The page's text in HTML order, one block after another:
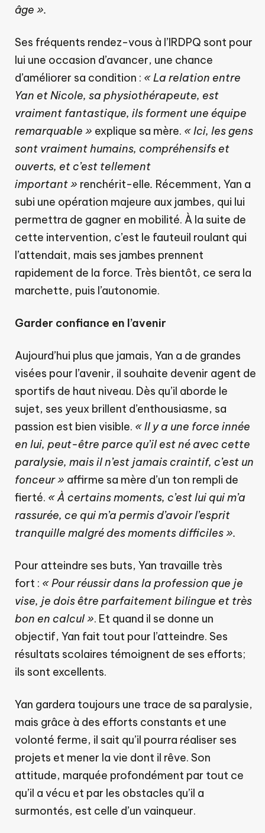
âge ».
Ses fréquents rendez-vous à l’IRDPQ sont pour
lui une occasion d’avancer, une chance
d’améliorer sa condition : « La relation entre
Yan et Nicole, sa physiothérapeute, est
vraiment fantastique, ils forment une équipe
remarquable » explique sa mère. « Ici, les gens
sont vraiment humains, compréhensifs et
ouverts, et c’est tellement
important » renchérit-elle. Récemment, Yan a
subi une opération majeure aux jambes, qui lui
permettra de gagner en mobilité. À la suite de
cette intervention, c’est le fauteuil roulant qui
l’attendait, mais ses jambes prennent
rapidement de la force. Très bientôt, ce sera la
marchette, puis l’autonomie.
Garder confiance en l’avenir
Aujourd’hui plus que jamais, Yan a de grandes
visées pour l’avenir, il souhaite devenir agent de
sportifs de haut niveau. Dès qu’il aborde le
sujet, ses yeux brillent d’enthousiasme, sa
passion est bien visible. « Il y a une force innée
en lui, peut-être parce qu’il est né avec cette
paralysie, mais il n’est jamais craintif, c’est un
fonceur » affirme sa mère d’un ton rempli de
fierté. « À certains moments, c’est lui qui m’a
rassurée, ce qui m’a permis d’avoir l’esprit
tranquille malgré des moments difficiles ».
Pour atteindre ses buts, Yan travaille très
fort : « Pour réussir dans la profession que je
vise, je dois être parfaitement bilingue et très
bon en calcul ». Et quand il se donne un
objectif, Yan fait tout pour l’atteindre. Ses
résultats scolaires témoignent de ses efforts;
ils sont excellents.
Yan gardera toujours une trace de sa paralysie,
mais grâce à des efforts constants et une
volonté ferme, il sait qu’il pourra réaliser ses
projets et mener la vie dont il rêve. Son
attitude, marquée profondément par tout ce
qu’il a vécu et par les obstacles qu’il a
surmontés, est celle d’un vainqueur.